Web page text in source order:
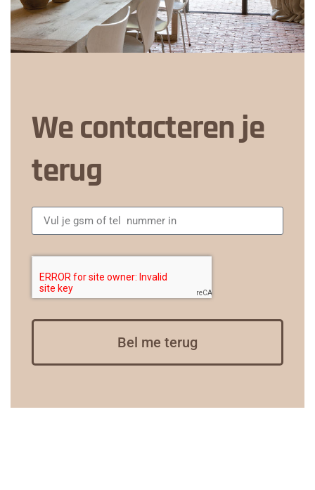
We contacteren je
terug
Bel me terug